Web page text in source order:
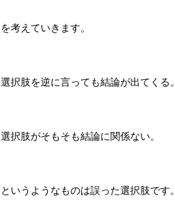
を考えていきます。
選択肢を逆に言っても結論が出てくる。
選択肢がそもそも結論に関係ない。
というようなものは誤った選択肢です。